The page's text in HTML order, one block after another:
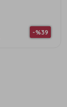
-%39